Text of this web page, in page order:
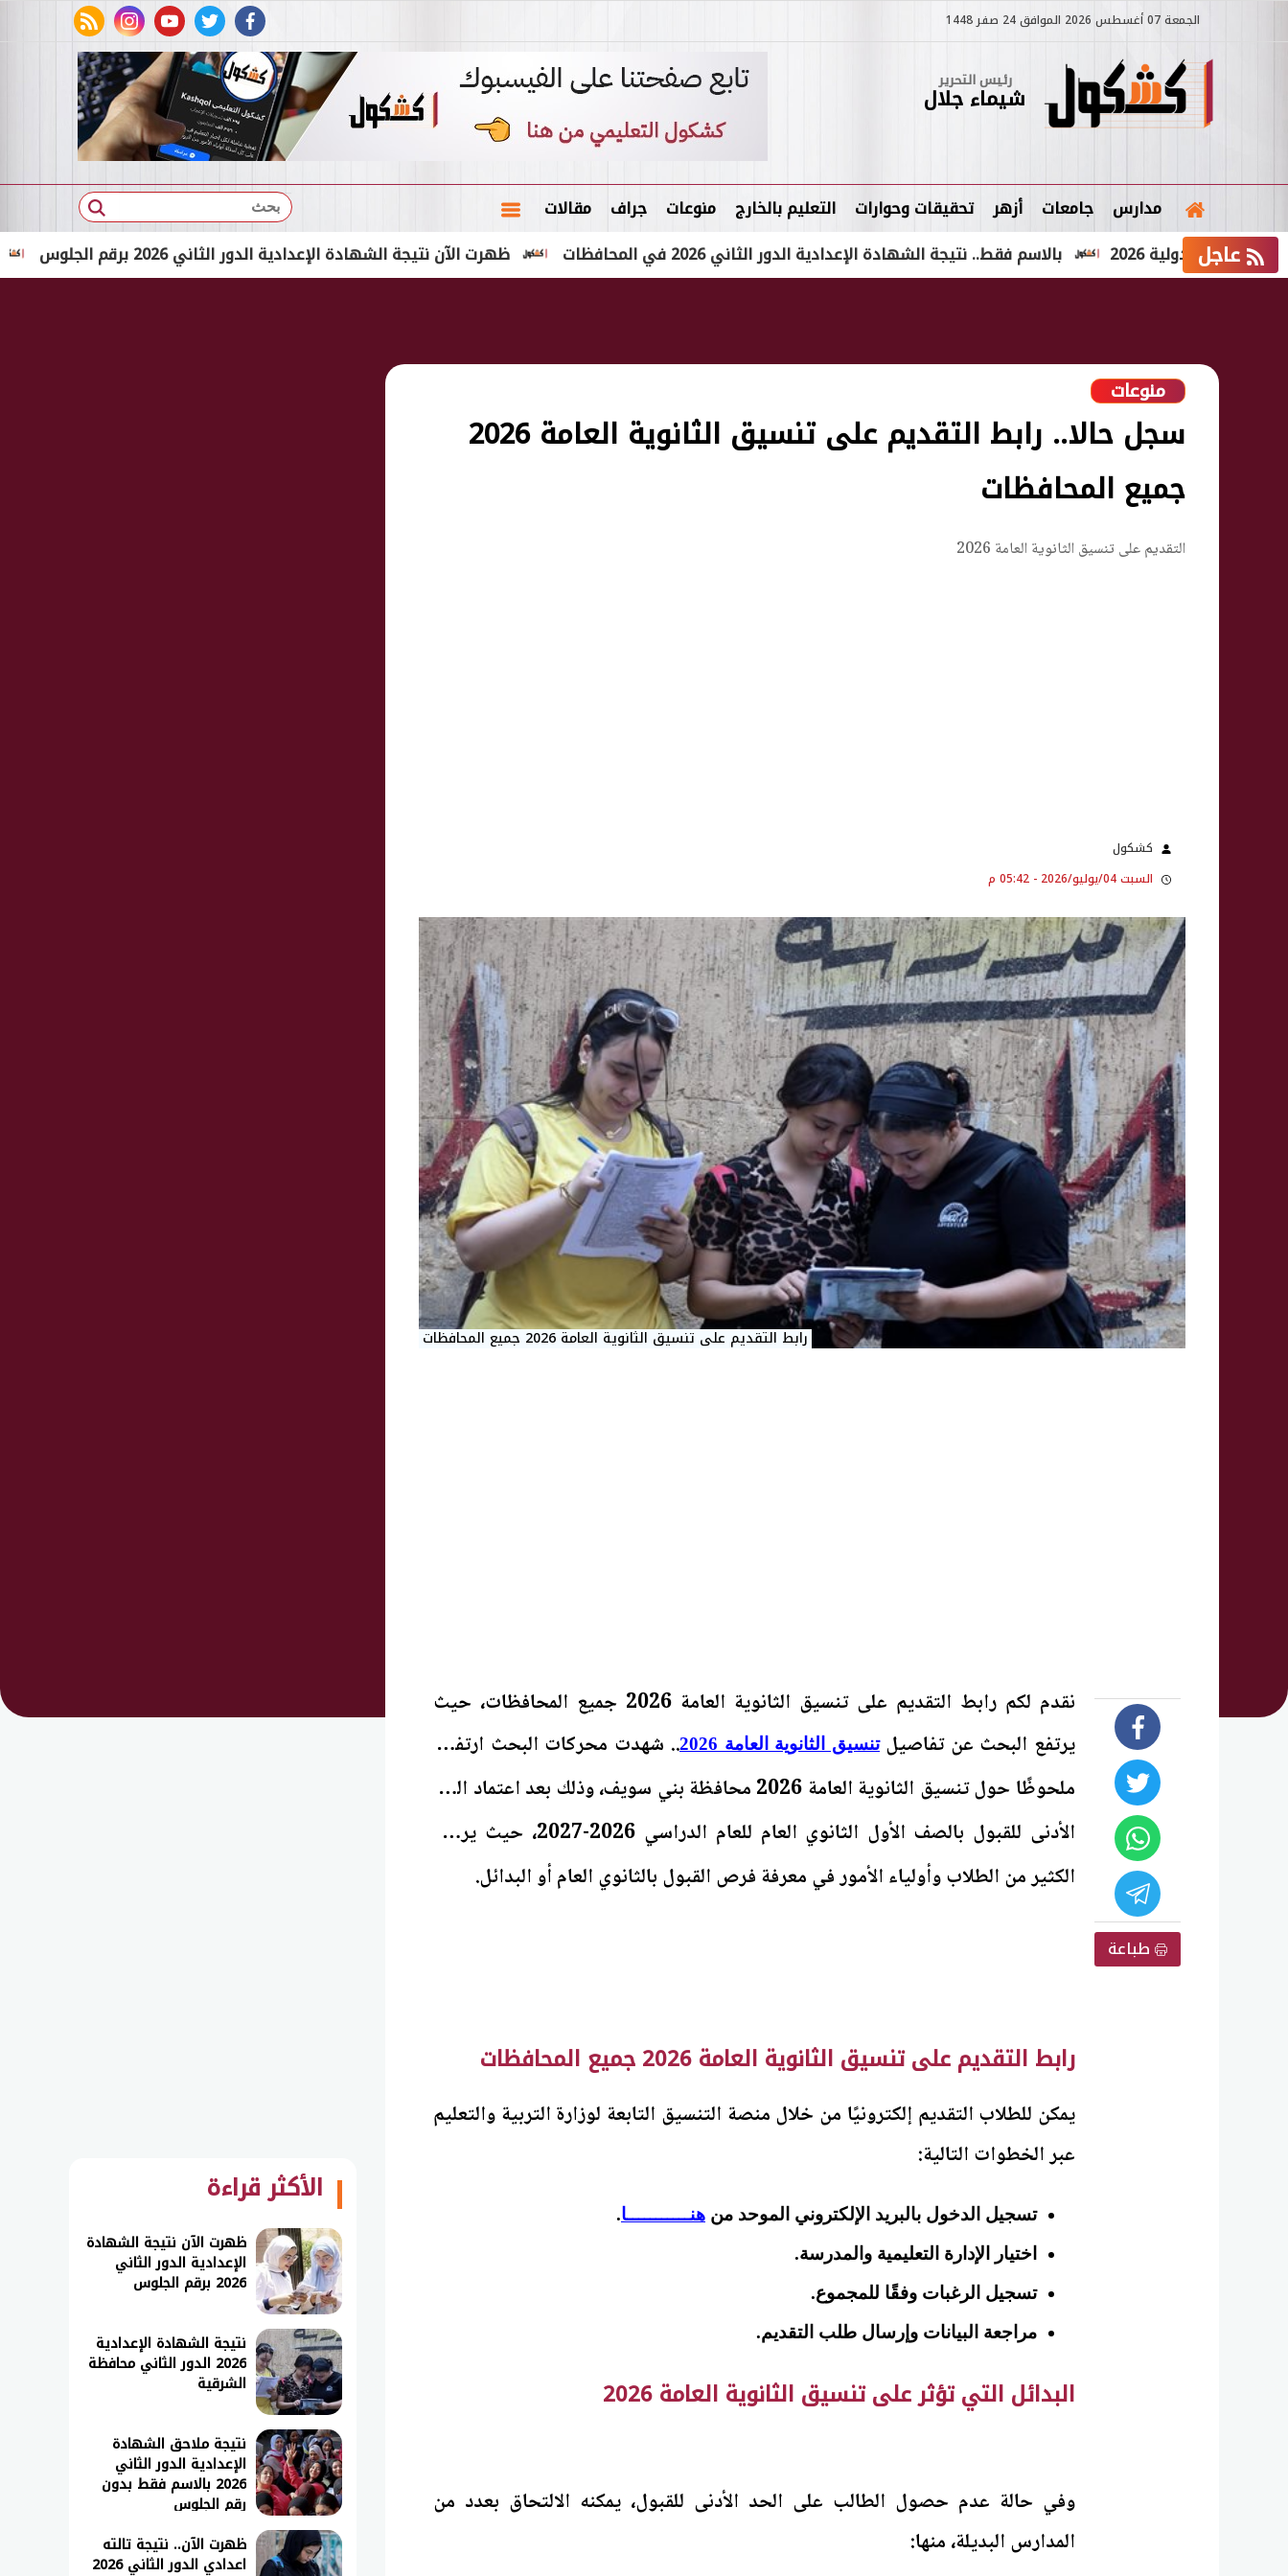
الجمعة 07 أغسطس 2026 الموافق 24 صفر 1448
facebook
twitter
youtube
instagram
rss feed
رئيس التحرير
شيماء جلال
مدارس جامعات أزهر تحقيقات وحوارات التعليم بالخارج منوعات جراف مقالات بحث
عاجل بالاسم ظهرت الآن نتيجة الشهادة الإعدادية الدور الثاني 2026 برقم الجلوس بالاسم فقط.. نتيجة الشهادة الإعدادية الدور الثاني 2026 في المحافظات 2026
منوعات
التقديم على تنسيق الثانوية العامة 2026
سجل حالا.. رابط التقديم على تنسيق الثانوية العامة 2026
جميع المحافظات
كشكول
السبت 04/يوليو/2026 - 05:42 م
رابط التقديم على تنسيق الثانوية العامة 2026 جميع المحافظات
طباعة
نقدم لكم رابط التقديم على تنسيق الثانوية العامة 2026 جميع المحافظات، حيث
يرتفع البحث عن تفاصيلتنسيق الثانوية العامة 2026
.. شهدت محركات البحث ارتفاعًا
ملحوظًا حول تنسيق الثانوية العامة 2026 محافظة بني سويف، وذلك بعد اعتماد الحد
الأدنى للقبول بالصف الأول الثانوي العام للعام الدراسي 2026-2027، حيث يرغب
الكثير من الطلاب وأولياء الأمور في معرفة فرص القبول بالثانوي العام أو البدائل.
رابط التقديم على تنسيق الثانوية العامة 2026 جميع المحافظات
يمكن للطلاب التقديم إلكترونيًا من خلال منصة التنسيق التابعة لوزارة التربية والتعليم
عبر الخطوات التالية:
تسجيل الدخول بالبريد الإلكتروني الموحد من هنـــــــــــا.
اختيار الإدارة التعليمية والمدرسة.
تسجيل الرغبات وفقًا للمجموع.
مراجعة البيانات وإرسال طلب التقديم.
البدائل التي تؤثر على تنسيق الثانوية العامة 2026
وفي حالة عدم حصول الطالب على الحد الأدنى للقبول، يمكنه الالتحاق بعدد من
المدارس البديلة، منها:
الأكثر قراءة
ظهرت الآن نتيجة الشهادة
الإعدادية الدور الثاني
2026 برقم الجلوس
نتيجة الشهادة الإعدادية
2026 الدور الثاني محافظة
الشرقية
نتيجة ملاحق الشهادة
الإعدادية الدور الثاني
2026 بالاسم فقط بدون
رقم الجلوس
ظهرت الآن.. نتيجة تالته
اعدادي الدور الثاني 2026